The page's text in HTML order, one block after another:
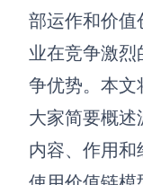
博思设计
一体化产
博思
AI生成
资源与下载
部运作和价值
业在竞争激
争优势。本
大家简要概
内容、作用